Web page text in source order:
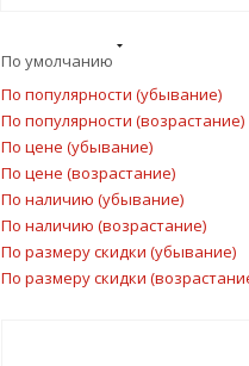
По умолчанию
По популярности (убывание)
По популярности (возрастание)
По цене (убывание)
По цене (возрастание)
По наличию (убывание)
По наличию (возрастание)
По размеру скидки (убывание)
По размеру скидки